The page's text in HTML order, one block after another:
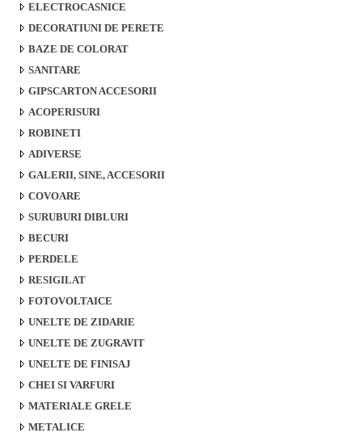
ELECTROCASNICE
DECORATIUNI DE PERETE
BAZE DE COLORAT
SANITARE
GIPSCARTON ACCESORII
ACOPERISURI
ROBINETI
ADIVERSE
GALERII, SINE, ACCESORII
COVOARE
SURUBURI DIBLURI
BECURI
PERDELE
RESIGILAT
FOTOVOLTAICE
UNELTE DE ZIDARIE
UNELTE DE ZUGRAVIT
UNELTE DE FINISAJ
CHEI SI VARFURI
MATERIALE GRELE
METALICE